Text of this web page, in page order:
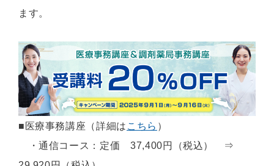
ます。
■医療事務講座（詳細は こちら ）
・通信コース：定価 37,400円（税込） ⇒